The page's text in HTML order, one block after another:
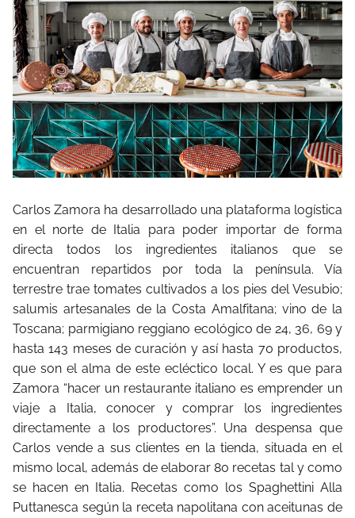
Carlos Zamora ha desarrollado una plataforma logística
en el norte de Italia para poder importar de forma
directa todos los ingredientes italianos que se
encuentran repartidos por toda la península. Vía
terrestre trae tomates cultivados a los pies del Vesubio;
salumis artesanales de la Costa Amalfitana; vino de la
Toscana; parmigiano reggiano ecológico de 24, 36, 69 y
hasta 143 meses de curación y así hasta 70 productos,
que son el alma de este ecléctico local. Y es que para
Zamora “hacer un restaurante italiano es emprender un
viaje a Italia, conocer y comprar los ingredientes
directamente a los productores”. Una despensa que
Carlos vende a sus clientes en la tienda, situada en el
mismo local, además de elaborar 80 recetas tal y como
se hacen en Italia. Recetas como los Spaghettini Alla
Puttanesca según la receta napolitana con aceitunas de